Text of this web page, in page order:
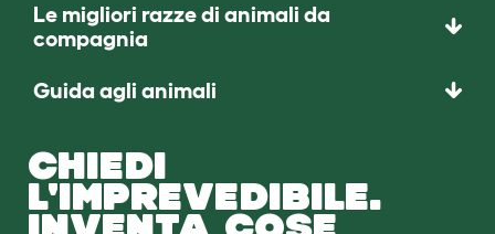
Le migliori razze di animali da
compagnia
Guida agli animali
CHIEDI
L'IMPREVEDIBILE.